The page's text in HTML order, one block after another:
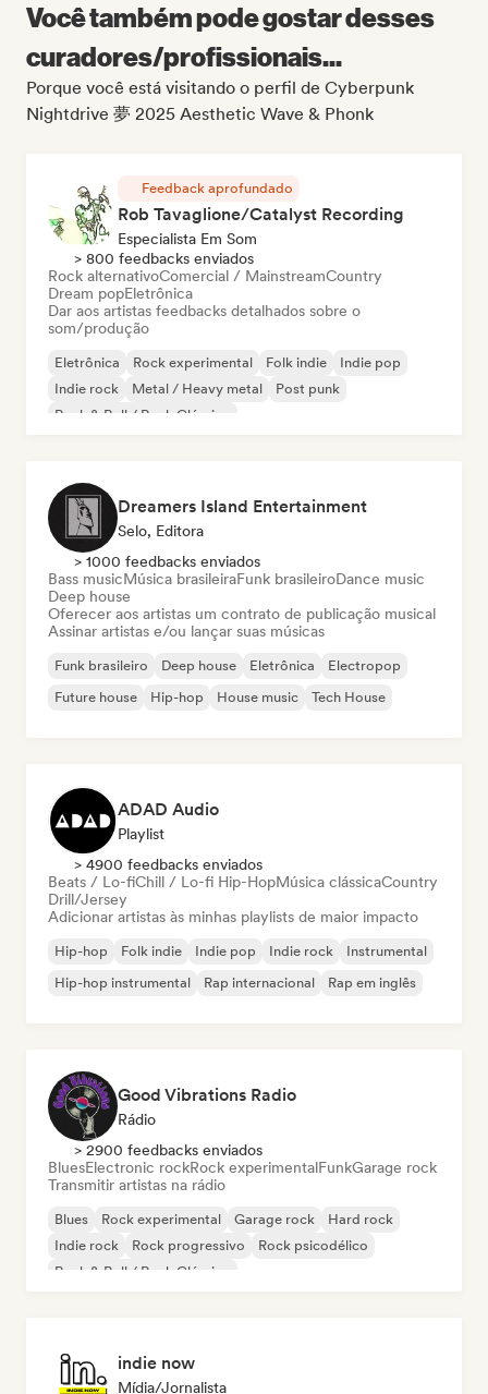
Você também pode gostar desses
curadores/profissionais...
Porque você está visitando o perfil de Cyberpunk
Nightdrive 夢 2025 Aesthetic Wave & Phonk
Feedback aprofundado
Rob Tavaglione/Catalyst Recording
Especialista Em Som
> 800 feedbacks enviados
Rock alternativoComercial / MainstreamCountry
Dream popEletrônica
Dar aos artistas feedbacks detalhados sobre o
som/produção
Eletrônica Rock experimental Folk indie
Indie pop
Indie rock
Metal / Heavy metal
Post punk
Rock & Roll / Rock Clássico
Dreamers Island Entertainment
Selo, Editora
> 1000 feedbacks enviados
Bass musicMúsica brasileiraFunk brasileiroDance music
Deep house
Oferecer aos artistas um contrato de publicação musical
Assinar artistas e/ou lançar suas músicas
Funk brasileiro Deep house Eletrônica
Electropop
Future house
Hip-hop House music Tech House
ADAD Audio
Playlist
> 4900 feedbacks enviados
Beats / Lo-fiChill / Lo-fi Hip-HopMúsica clássicaCountry
Drill/Jersey
Adicionar artistas às minhas playlists de maior impacto
Hip-hop Folk indie Indie pop Indie rock
Instrumental
Hip-hop instrumental
Rap internacional Rap em inglês
Good Vibrations Radio
Rádio
> 2900 feedbacks enviados
BluesElectronic rockRock experimentalFunkGarage rock
Transmitir artistas na rádio
Blues Rock experimental Garage rock
Hard rock
Indie rock
Rock progressivo
Rock psicodélico
Rock & Roll / Rock Clássico
indie now
Mídia/Jornalista